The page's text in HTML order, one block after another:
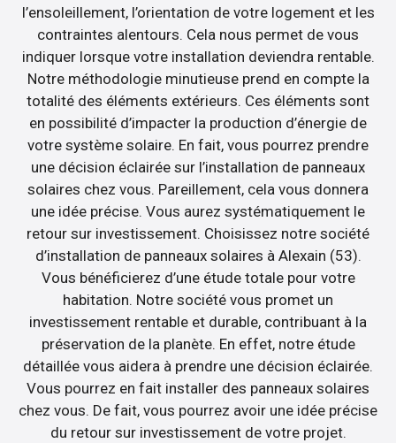
l’ensoleillement, l’orientation de votre logement et les
contraintes alentours. Cela nous permet de vous
indiquer lorsque votre installation deviendra rentable.
Notre méthodologie minutieuse prend en compte la
totalité des éléments extérieurs. Ces éléments sont
en possibilité d’impacter la production d’énergie de
votre système solaire. En fait, vous pourrez prendre
une décision éclairée sur l’installation de panneaux
solaires chez vous. Pareillement, cela vous donnera
une idée précise. Vous aurez systématiquement le
retour sur investissement. Choisissez notre société
d’installation de panneaux solaires à Alexain (53).
Vous bénéficierez d’une étude totale pour votre
habitation. Notre société vous promet un
investissement rentable et durable, contribuant à la
préservation de la planète. En effet, notre étude
détaillée vous aidera à prendre une décision éclairée.
Vous pourrez en fait installer des panneaux solaires
chez vous. De fait, vous pourrez avoir une idée précise
du retour sur investissement de votre projet.